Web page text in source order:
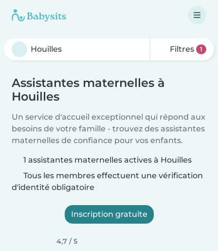
Filtres 1
Assistantes maternelles à
Houilles
Un service d'accueil exceptionnel qui répond aux
besoins de votre famille - trouvez des assistantes
maternelles de confiance pour vos enfants.
1 assistantes maternelles actives à Houilles
Tous les membres effectuent une vérification
d'identité obligatoire
Inscription gratuite
4,7 / 5